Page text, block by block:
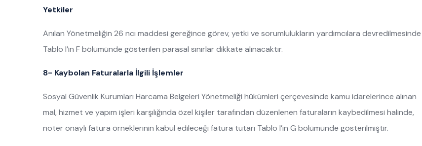
Yetkiler
Anılan Yönetmeliğin 26 ncı maddesi gereğince görev, yetki ve sorumlulukların yardımcılara devredilmesinde
Tablo I’in F bölümünde gösterilen parasal sınırlar dikkate alınacaktır.
8- Kaybolan Faturalarla İlgili İşlemler
Sosyal Güvenlik Kurumları Harcama Belgeleri Yönetmeliği hükümleri çerçevesinde kamu idarelerince alınan
mal, hizmet ve yapım işleri karşılığında özel kişiler tarafından düzenlenen faturaların kaybedilmesi halinde,
noter onaylı fatura örneklerinin kabul edileceği fatura tutarı Tablo I’in G bölümünde gösterilmiştir.